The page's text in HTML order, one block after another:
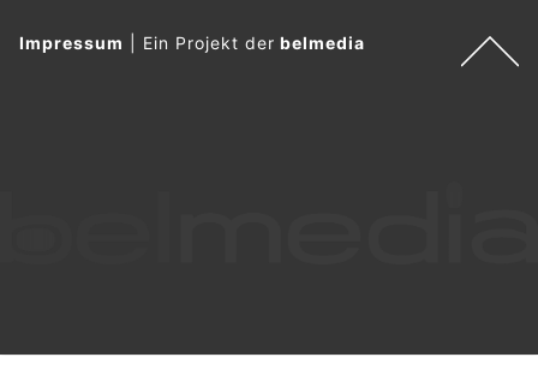
Impressum Ein Projekt derbelmedia